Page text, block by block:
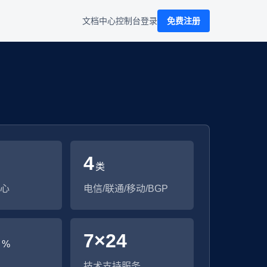
文档中心控制台登录 免费注册
4类
电信/联通/移动/BGP
% 7×24